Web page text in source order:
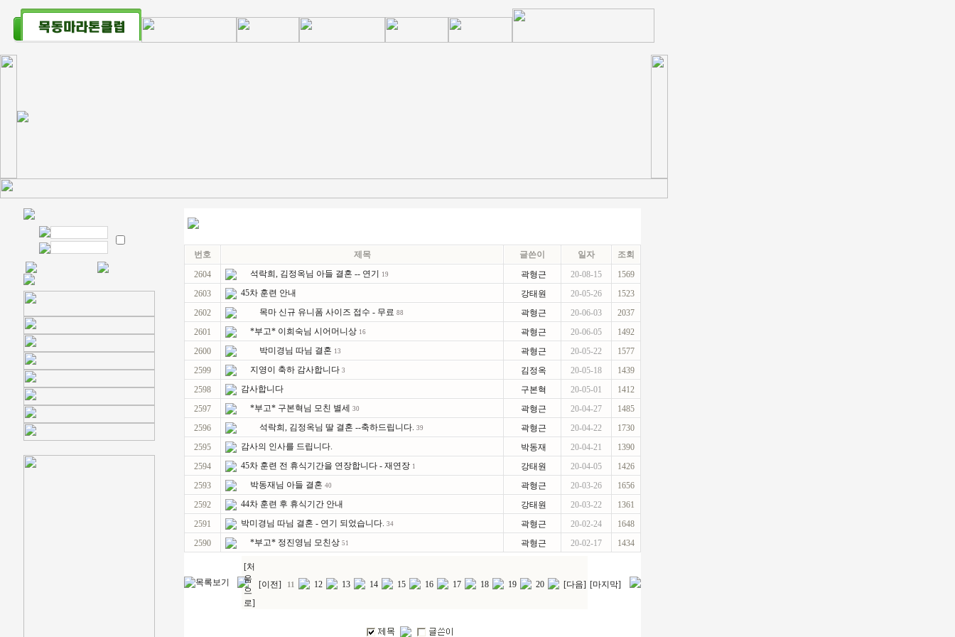
번호 제목 글쓴이 일자
조회
2604
석락희, 김정옥님 아들 결혼 -- 연기 19 곽형근 20-08-15
1569
2603
45차 훈련 안내 강태원 20-05-26
1523
2602
목마 신규 유니폼 사이즈 접수 - 무료 88 곽형근 20-06-03
2037
2601
*부고* 이희숙님 시어머니상 16 곽형근 20-06-05
1492
2600
박미경님 따님 결혼 13 곽형근 20-05-22
1577
2599
지영이 축하 감사합니다 3 김정옥 20-05-18
1439
2598
감사합니다 구본혁 20-05-01
1412
2597
*부고* 구본혁님 모친 별세 30 곽형근 20-04-27
1485
2596
석락희, 김정옥님 딸 결혼 --축하드립니다. 39 곽형근 20-04-22
1730
2595
감사의 인사를 드립니다. 박동재 20-04-21
1390
2594
45차 훈련 전 휴식기간을 연장합니다 - 재연장 1 강태원 20-04-05
1426
2593
박동재님 아들 결혼 40 곽형근 20-03-26
1656
2592
44차 훈련 후 휴식기간 안내 강태원 20-03-22
1361
2591
박미경님 따님 결혼 - 연기 되었습니다. 34 곽형근 20-02-24
1648
2590
*부고* 정진영님 모친상 51 곽형근 20-02-17 1434
[처
음
으
로]
[이전] 11 12 13 14 15 16 17 18 19 20 [다음] [마지막]